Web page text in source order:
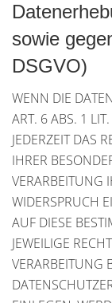
sowie
DSGVO)
WENN DIE
ART. 6 ABS. 1
JEDERZEIT DAS
IHRER
VERARBEITUNG
WIDERSPRUCH
AUF DIESE
JEWEILIGE
VERARBEITUNG